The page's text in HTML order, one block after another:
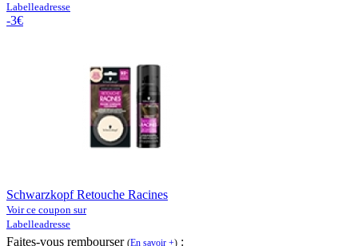
Labelleadresse
-3€
Schwarzkopf Retouche Racines
Voir ce coupon sur
Labelleadresse
Faites-vous rembourser (En savoir +) :